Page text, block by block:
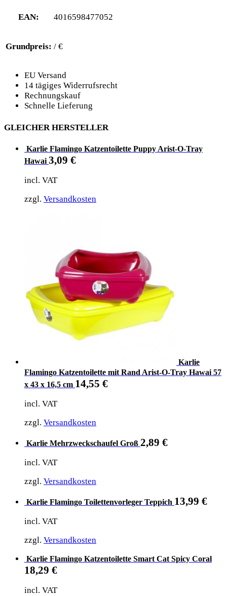
EAN: 4016598477052
Grundpreis: / €
EU Versand
14 tägiges Widerrufsrecht
Rechnungskauf
Schnelle Lieferung
GLEICHER HERSTELLER
Karlie Flamingo Katzentoilette Puppy Arist-O-Tray
Hawai 3,09 €
incl. VAT
zzgl. Versandkosten
Karlie
Flamingo Katzentoilette mit Rand Arist-O-Tray Hawai 57
x 43 x 16,5 cm 14,55 €
incl. VAT
zzgl. Versandkosten
Karlie Mehrzweckschaufel Groß 2,89 €
incl. VAT
zzgl. Versandkosten
Karlie Flamingo Toilettenvorleger Teppich 13,99 €
incl. VAT
zzgl. Versandkosten
Karlie Flamingo Katzentoilette Smart Cat Spicy Coral
18,29 €
incl. VAT